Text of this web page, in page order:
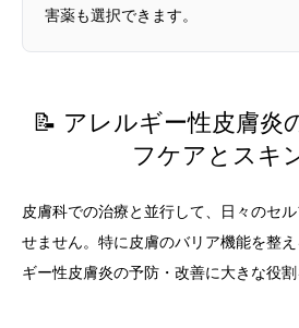
害薬も選択できます。
📝 アレルギー性皮膚炎
フケアとスキ
皮膚科での治療と並行して、日々のセ
せません。特に皮膚のバリア機能を整
ギー性皮膚炎の予防・改善に大きな役割